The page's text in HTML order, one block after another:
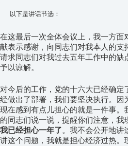
以下是讲话节选：
在这最后一次全体会议上，我一方面
献表示感谢，向同志们对我本人的支
请求同志们对我过去五年工作中的缺
予以谅解。
对今后的工作，党的十六大已经确定
经做出了部署，我们要坚决执行。因
现在感到有点儿担心的就是一件事。
的同志们说一说，提醒你们注意，我
我已经担心一年了。我不会公开地讲
讲这个问题，我就是担心经济过热。